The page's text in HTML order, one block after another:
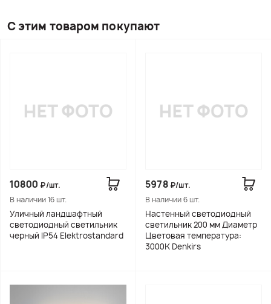
С этим товаром покупают
10800 ₽/шт.
В наличии 16 шт.
Уличный ландшафтный
светодиодный светильник
черный IP54 Elektrostandard
5978 ₽/шт.
В наличии 6 шт.
Настенный светодиодный
светильник 200 мм Диаметр
Цветовая температура:
3000К Denkirs